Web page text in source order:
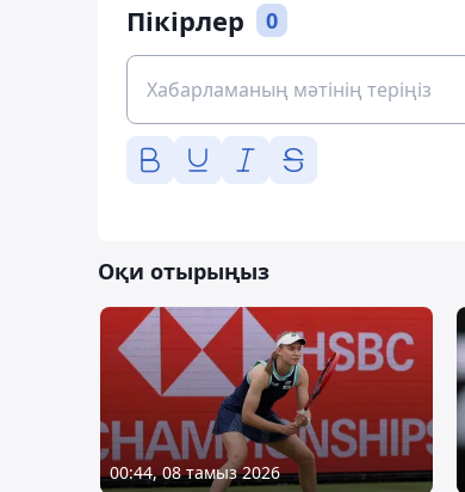
Пікірлер 0
Оқи отырыңыз
00:44, 08 тамыз 2026